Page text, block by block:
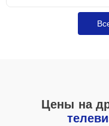
Цены на